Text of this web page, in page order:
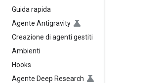
Guida rapida
Agente Antigravity
Creazione di agenti gestiti
Ambienti
Hooks
Agente Deep Research